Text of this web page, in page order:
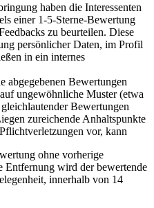
haben die Interessenten
einer 1-5-Sterne-Bewertung
zu beurteilen. Diese
persönlicher Daten, im Profil
in ein internes
abgegebenen Bewertungen
ungewöhnliche Muster (etwa
Bewertungen
zureichende Anhaltspunkte
vor, kann
ohne vorherige
Entfernung wird der bewertende
innerhalb von 14